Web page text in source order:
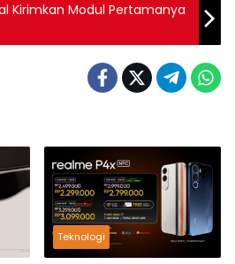
Kirimkan Modul Pertamanya
Teknologi